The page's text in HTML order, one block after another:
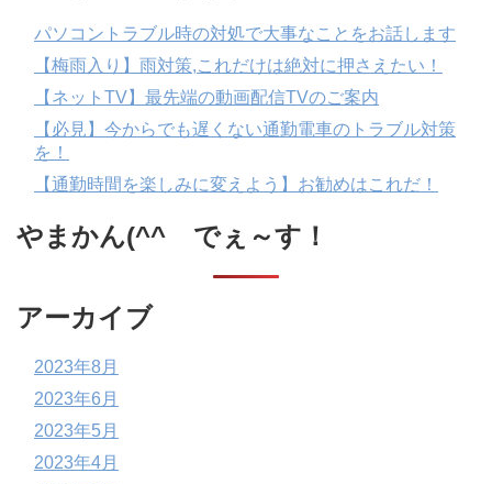
パソコントラブル時の対処で大事なことをお話します
【梅雨入り】雨対策,これだけは絶対に押さえたい！
【ネットTV】最先端の動画配信TVのご案内
【必見】今からでも遅くない通勤電車のトラブル対策
を！
【通勤時間を楽しみに変えよう】お勧めはこれだ！
やまかん(^^ゞでぇ～す！
アーカイブ
2023年8月
2023年6月
2023年5月
2023年4月